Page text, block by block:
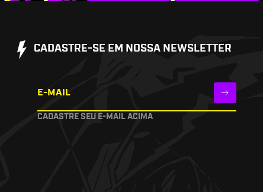
CADASTRE-SE EM NOSSA NEWSLETTER
E-MAIL
CADASTRE SEU E-MAIL ACIMA